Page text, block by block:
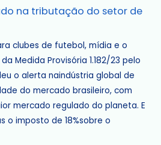
na tributação do setor de
clubes de futebol, mídia e o
Medida Provisória 1.182/23 pelo
o alerta naindústria global de
do mercado brasileiro, com
mercado regulado do planeta. E
o imposto de 18%sobre o